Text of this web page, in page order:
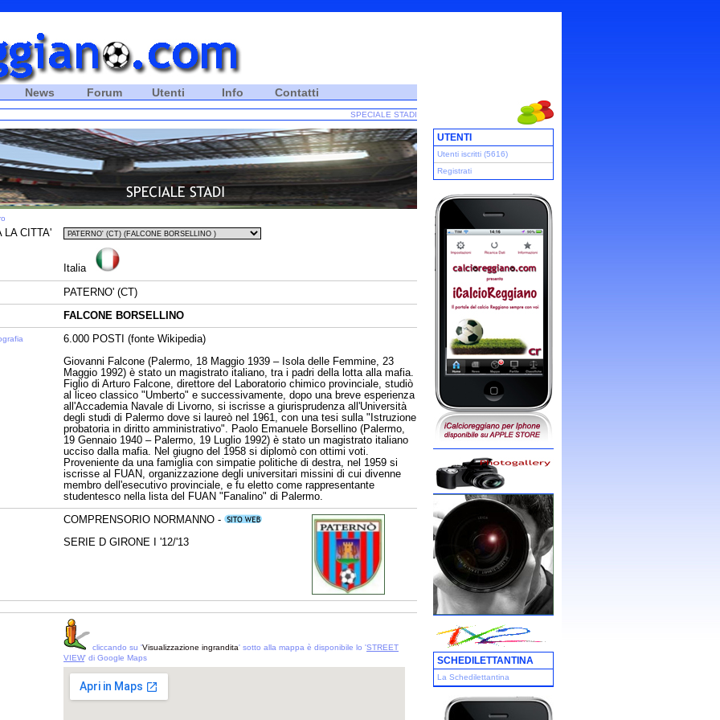
News Forum Utenti Info Contatti
SPECIALE STADI
LA CITTA'
Italia
PATERNO' (CT)
FALCONE BORSELLINO
6.000 POSTI (fonte Wikipedia)
Giovanni Falcone (Palermo, 18 Maggio 1939 – Isola delle Femmine, 23
Maggio 1992) è stato un magistrato italiano, tra i padri della lotta alla mafia.
Figlio di Arturo Falcone, direttore del Laboratorio chimico provinciale, studiò
al liceo classico "Umberto" e successivamente, dopo una breve esperienza
all'Accademia Navale di Livorno, si iscrisse a giurisprudenza all'Università
degli studi di Palermo dove si laureò nel 1961, con una tesi sulla "Istruzione
probatoria in diritto amministrativo". Paolo Emanuele Borsellino (Palermo,
19 Gennaio 1940 – Palermo, 19 Luglio 1992) è stato un magistrato italiano
ucciso dalla mafia. Nel giugno del 1958 si diplomò con ottimi voti.
Proveniente da una famiglia con simpatie politiche di destra, nel 1959 si
iscrisse al FUAN, organizzazione degli universitari missini di cui divenne
membro dell'esecutivo provinciale, e fu eletto come rappresentante
studentesco nella lista del FUAN "Fanalino" di Palermo.
COMPRENSORIO NORMANNO -
SERIE D GIRONE I '12/'13
cliccando su 'Visualizzazione ingrandita' sotto alla mappa è disponibile lo 'STREET
VIEW' di Google Maps
UTENTI
Utenti iscritti (5616)
Registrati
SCHEDILETTANTINA
La Schedilettantina